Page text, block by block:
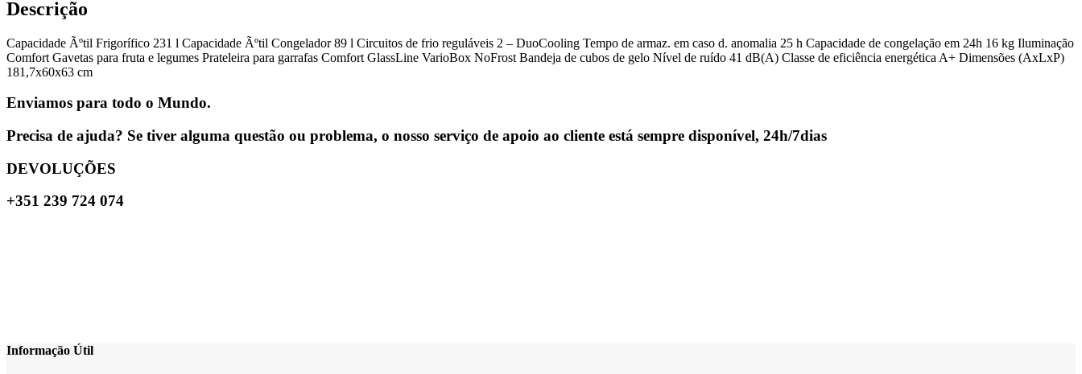
Descrição
Capacidade Ãºtil Frigorífico 231 l Capacidade Ãºtil Congelador 89 l Circuitos de frio reguláveis 2 – DuoCooling Tempo de armaz. em caso d. anomalia 25 h Capacidade de congelação em 24h 16 kg Iluminação
Comfort Gavetas para fruta e legumes Prateleira para garrafas Comfort GlassLine VarioBox NoFrost Bandeja de cubos de gelo Nível de ruído 41 dB(A) Classe de eficiência energética A+ Dimensões (AxLxP)
181,7x60x63 cm
Enviamos para todo o Mundo.
Precisa de ajuda? Se tiver alguma questão ou problema, o nosso serviço de apoio ao cliente está sempre disponível, 24h/7dias
DEVOLUÇÕES
+351 239 724 074
Informação Útil